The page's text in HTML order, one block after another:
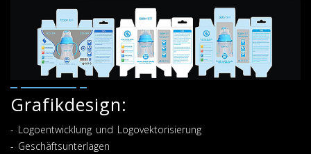
Grafikdesign:
- Logoentwicklung und Logovektorisierung
- Geschäftsunterlagen